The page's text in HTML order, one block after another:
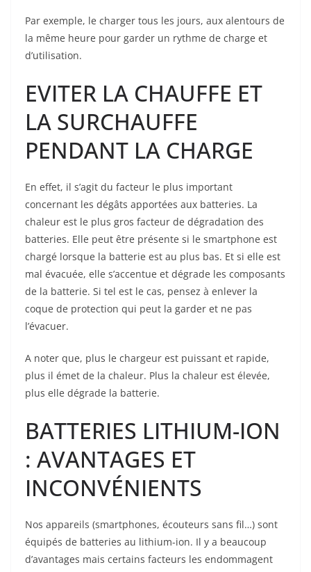
Par exemple, le charger tous les jours, aux alentours de
la même heure pour garder un rythme de charge et
d’utilisation.
EVITER LA CHAUFFE ET
LA SURCHAUFFE
PENDANT LA CHARGE
En effet, il s’agit du facteur le plus important
concernant les dégâts apportées aux batteries. La
chaleur est le plus gros facteur de dégradation des
batteries. Elle peut être présente si le smartphone est
chargé lorsque la batterie est au plus bas. Et si elle est
mal évacuée, elle s’accentue et dégrade les composants
de la batterie. Si tel est le cas, pensez à enlever la
coque de protection qui peut la garder et ne pas
l’évacuer.
A noter que, plus le chargeur est puissant et rapide,
plus il émet de la chaleur. Plus la chaleur est élevée,
plus elle dégrade la batterie.
BATTERIES LITHIUM-ION
: AVANTAGES ET
INCONVÉNIENTS
Nos appareils (smartphones, écouteurs sans fil…) sont
équipés de batteries au lithium-ion. Il y a beaucoup
d’avantages mais certains facteurs les endommagent